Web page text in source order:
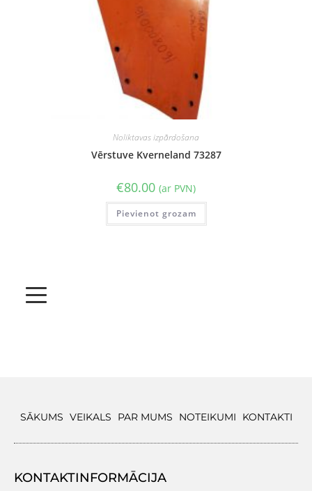
Noliktavas izpārdošana
Vērstuve Kverneland 73287
€80.00 (ar PVN)
Pievienot grozam
SĀKUMS VEIKALS PAR MUMS NOTEIKUMI KONTAKTI
KONTAKTINFORMĀCIJA